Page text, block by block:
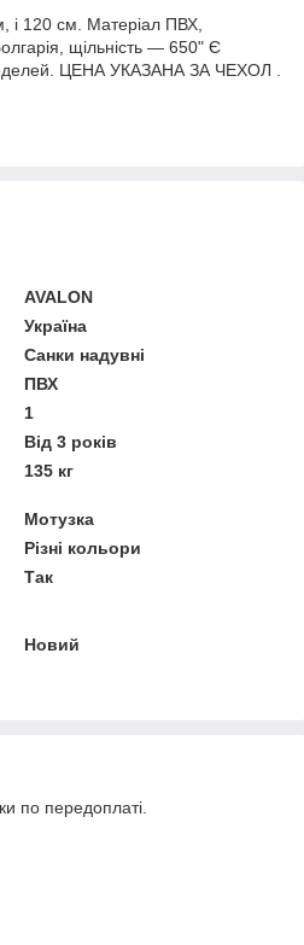
і 120 см. Матеріал ПВХ,
щільність — 650" Є
ЦЕНА УКАЗАНА ЗА ЧЕХОЛ .
AVALON
Україна
Санки надувні
ПВХ
1
Від 3 років
135 кг
Мотузка
Різні кольори
Так
Новий
по передоплаті.